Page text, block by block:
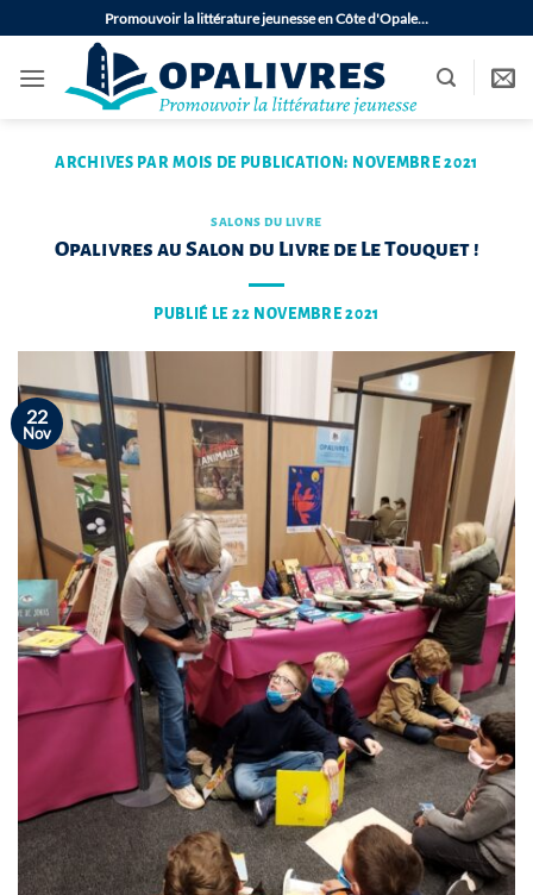
au
contenu
Promouvoir la littérature jeunesse en Côte d'Opale…
ARCHIVES PAR MOIS DE PUBLICATION: NOVEMBRE 2021
SALONS DU LIVRE
Opalivres au Salon du Livre de Le Touquet !
PUBLIÉ LE 22 NOVEMBRE 2021
22
Nov